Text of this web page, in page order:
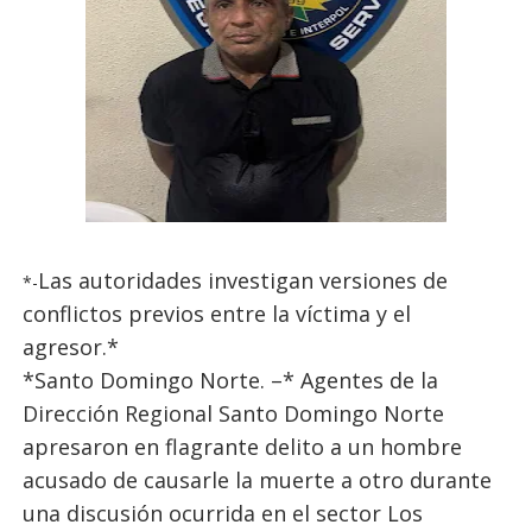
*-Las autoridades investigan versiones de
conflictos previos entre la víctima y el
agresor.*
*Santo Domingo Norte. –* Agentes de la
Dirección Regional Santo Domingo Norte
apresaron en flagrante delito a un hombre
acusado de causarle la muerte a otro durante
una discusión ocurrida en el sector Los